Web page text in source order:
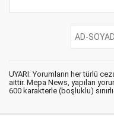
UYARI: Yorumların her türlü
aittir. Mepa News, yapılan
600 karakterle (boşluklu)